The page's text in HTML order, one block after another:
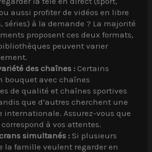
aussi profiter de vidéos en libre
séries) à la demande ? La majorité
proposent ces deux formats,
peuvent varier
des chaînes : Certains
bouquet avec chaînes
de qualité et chaînes sportives
que d’autres cherchent une
internationale. Assurez-vous que
à vos attentes.
simultanés :Si plusieurs
la famille veulent regarder en